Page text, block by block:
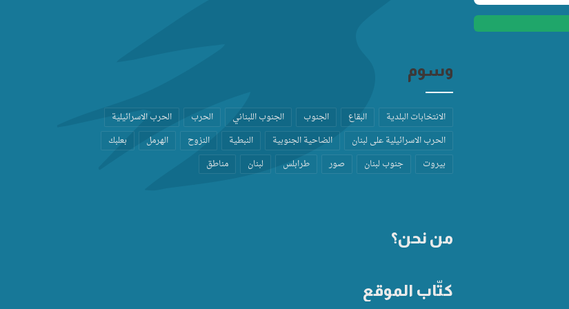
وسوم
الانتخابات البلدية البقاع الجنوب الجنوب اللبناني الحرب
الحرب الاسرائيلية
الحرب الاسرائيلية على لبنان
الضاحية الجنوبية النبطية النزوح الهرمل
بعلبك
بيروت
جنوب لبنان صور طرابلس لبنان مناطق
من نحن؟
كتّاب الموقع